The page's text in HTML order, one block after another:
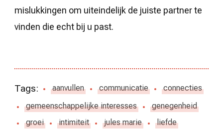
mislukkingen om uiteindelijk de juiste partner te
vinden die echt bij u past.
Tags: aanvullen communicatie
connecties
gemeenschappelijke interesses
genegenheid
groei
intimiteit jules marie
liefde